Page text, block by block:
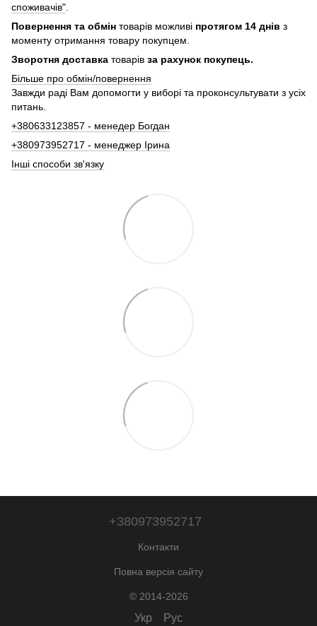
споживачів"
Повернення та обмін товарів можливі протягом 14 днів з
моменту отримання товару покупцем.
Зворотня доставка товарів за рахунок покупець.
Більше про обмін/повернення
Завжди раді Вам допомогти у виборі та проконсультувати з усіх
питань.
+380633123857 - менедер Богдан
+380973952717 - менеджер Ірина
Інші способи зв'язку
+380973952717
Контакти
Повна версія сайту
© 2014-2026
Укр Рус